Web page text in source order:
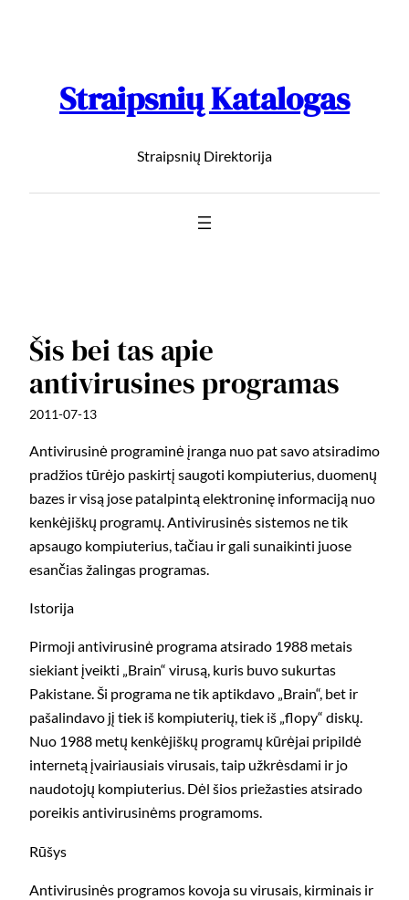
Straipsnių Katalogas
Straipsnių Direktorija
Šis bei tas apie
antivirusines programas
2011-07-13
Antivirusinė programinė įranga nuo pat savo atsiradimo
pradžios tūrėjo paskirtį saugoti kompiuterius, duomenų
bazes ir visą jose patalpintą elektroninę informaciją nuo
kenkėjiškų programų. Antivirusinės sistemos ne tik
apsaugo kompiuterius, tačiau ir gali sunaikinti juose
esančias žalingas programas.
Istorija
Pirmoji antivirusinė programa atsirado 1988 metais
siekiant įveikti „Brain“ virusą, kuris buvo sukurtas
Pakistane. Ši programa ne tik aptikdavo „Brain“, bet ir
pašalindavo jį tiek iš kompiuterių, tiek iš „flopy“ diskų.
Nuo 1988 metų kenkėjiškų programų kūrėjai pripildė
internetą įvairiausiais virusais, taip užkrėsdami ir jo
naudotojų kompiuterius. Dėl šios priežasties atsirado
poreikis antivirusinėms programoms.
Rūšys
Antivirusinės programos kovoja su virusais, kirminais ir